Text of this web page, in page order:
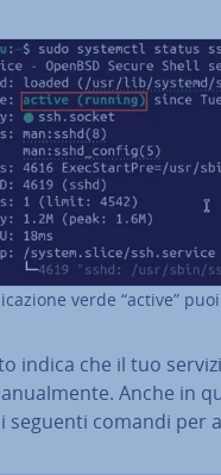
verde “active”
indica che il tuo
Anche in
seguenti comandi per